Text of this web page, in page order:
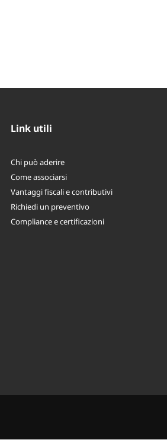
Link utili
Chi può aderire
Come associarsi
Vantaggi fiscali e contributivi
Richiedi un preventivo
Compliance e certificazioni